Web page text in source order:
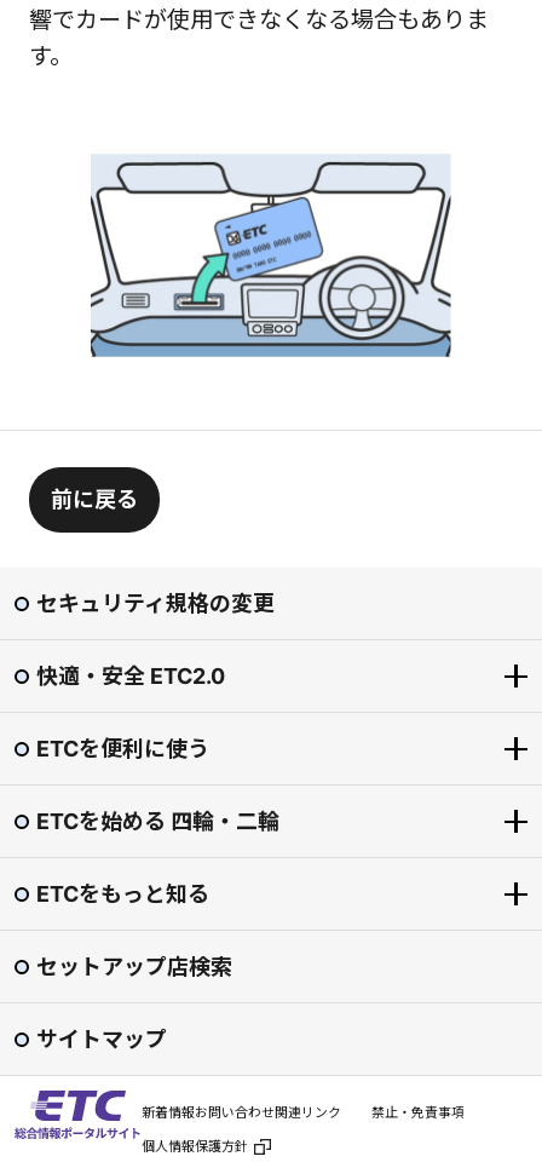
響でカードが使用できなくなる場合もありま
す。
前に戻る
セキュリティ規格の変更
快適・安全 ETC2.0
快適・安全 ETC2.0
圏央道割引
東海環状自動車道割引
渋滞回避支援 ダイナミックルートガイダンス
ETCを便利に使う
ETCを便利に使う
ETC専用料金所
スマートIC
ETC利用照会サービス
料金検索
利用履歴の印刷
ETCを始める 四輪・二輪
ETCを始める 四輪・二輪
ETC車載器
セットアップ
ETC車載器の譲渡・廃棄
ETCをもっと知る
ETCをもっと知る
よくある質問
セットアップ店検索
サイトマップ
新着情報お問い合わせ 関連リンク 禁止・免責事項
個人情報保護方針